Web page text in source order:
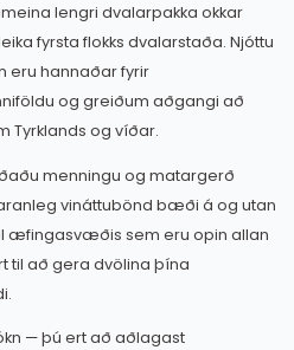
lengri dvalarpakka okkar
fyrsta flokks dvalarstaða. Njóttu
eru hannaðar fyrir
og greiðum aðgangi að
Tyrklands og víðar.
menningu og matargerð
vináttubönd bæði á og utan
æfingasvæðis sem eru opin allan
til að gera dvölina þína
— þú ert að aðlagast